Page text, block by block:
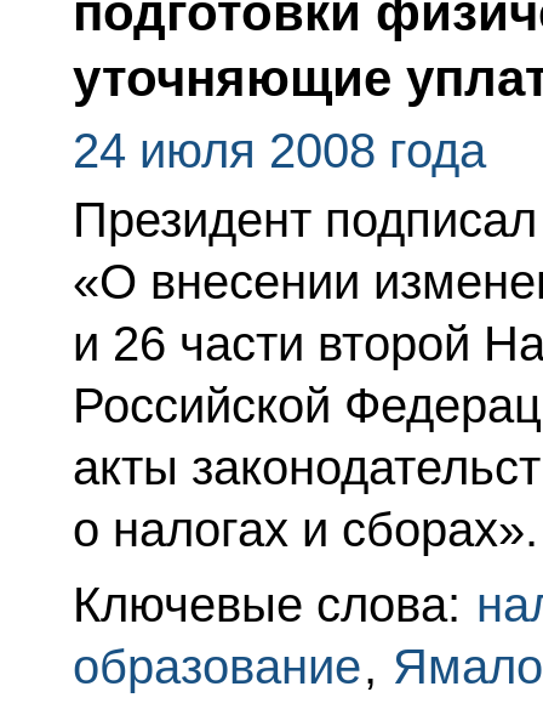
подготовки
уточняющие
24 июля 2008 года
Президент
«О внесении
и 26 части второй
Российской
акты
о налогах и сборах».
Ключевые слова:
образование,